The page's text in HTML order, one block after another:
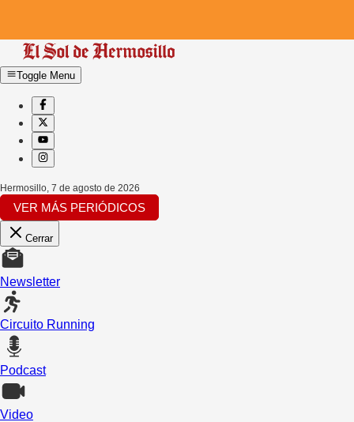
Toggle Menu
Hermosillo 7 de agosto de 2026
VER MÁS PERIÓDICOS
Cerrar
Newsletter
Circuito Running
Podcast
Video